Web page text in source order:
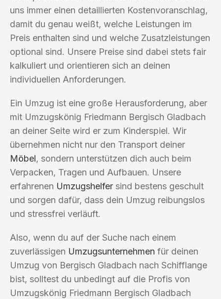
uns immer einen detaillierten Kostenvoranschlag,
damit du genau weißt, welche Leistungen im
Preis enthalten sind und welche Zusatzleistungen
optional sind. Unsere Preise sind dabei stets fair
kalkuliert und orientieren sich an deinen
individuellen Anforderungen.
Ein Umzug ist eine große Herausforderung, aber
mit Umzugskönig Friedmann Bergisch Gladbach
an deiner Seite wird er zum Kinderspiel. Wir
übernehmen nicht nur den Transport deiner
Möbel, sondern unterstützen dich auch beim
Verpacken, Tragen und Aufbauen. Unsere
erfahrenen Umzugshelfer sind bestens geschult
und sorgen dafür, dass dein Umzug reibungslos
und stressfrei verläuft.
Also, wenn du auf der Suche nach einem
zuverlässigen Umzugsunternehmen für deinen
Umzug von Bergisch Gladbach nach Schifflange
bist, solltest du unbedingt auf die Profis von
Umzugskönig Friedmann Bergisch Gladbach